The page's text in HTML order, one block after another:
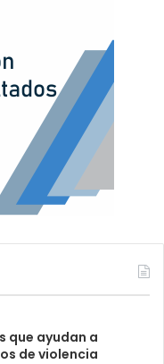
que ayudan a
de violencia